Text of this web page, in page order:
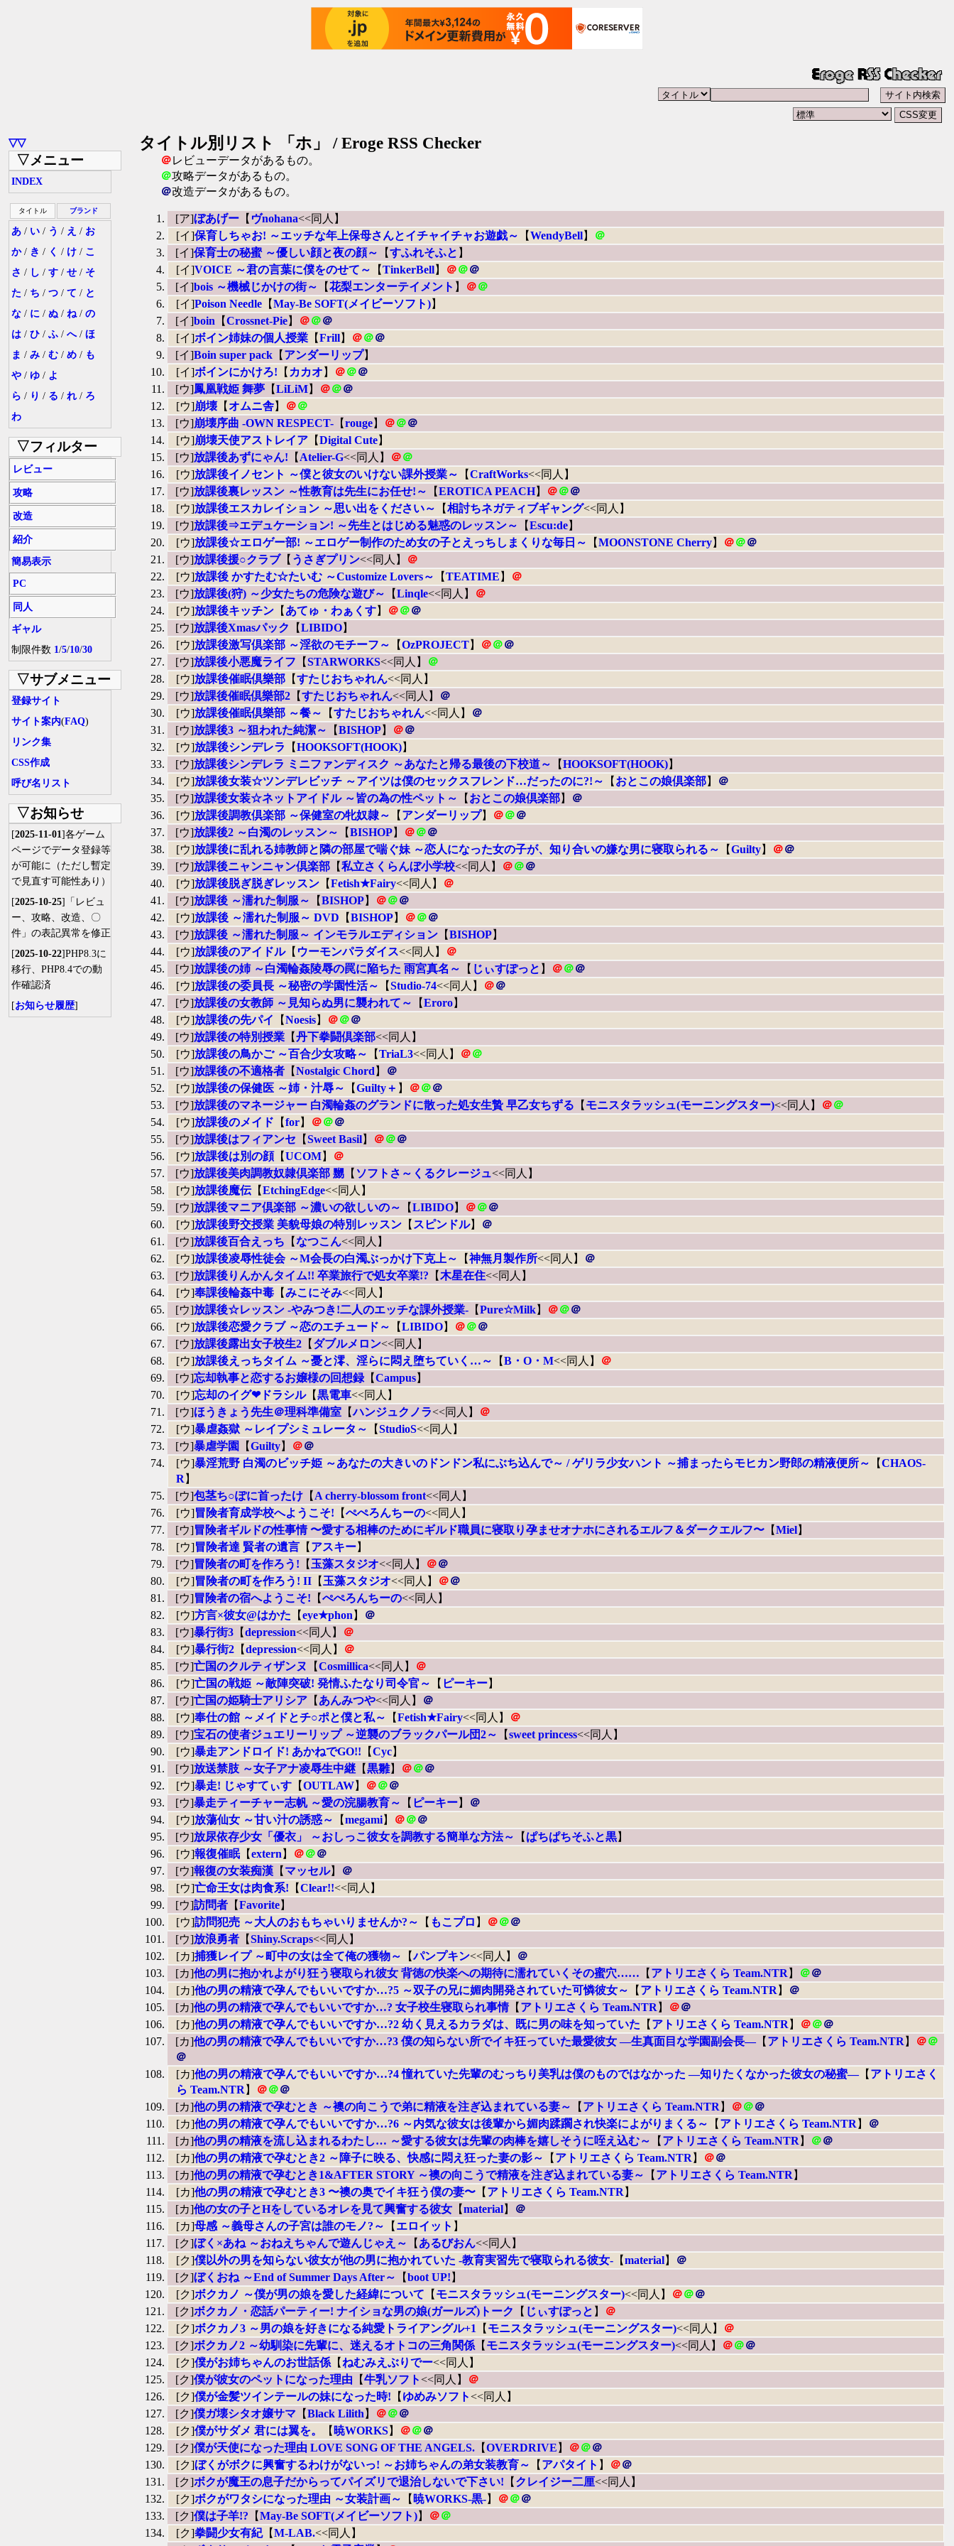
▽▽
▽メニュー
INDEX
タイトル ブランド
あ / い / う / え / お
か/ き / く / け / こ
さ / し / す / せ / そ
た / ち / つ / て / と
な / に / ぬ / ね/ の
は / ひ / ふ / へ/ ほ
ま / み / む / め / も
や / ゆ / よ
ら / り / る / れ / ろ
わ
▽フィルター
レビュー
攻略
改造
紹介
簡易表示
PC
同人
ギャル
制限件数 1/5/10/30
▽サブメニュー
登録サイト
サイト案内(FAQ)
リンク集
CSS作成
呼び名リスト
▽お知らせ
[2025-11-01]各ゲーム
ページでデータ登録等
が可能に（ただし暫定
で見直す可能性あり）
[2025-10-25]「レビュ
ー、攻略、改造、〇
件」の表記異常を修正
[2025-10-22]PHP8.3に
移行、PHP8.4での動
作確認済
[お知らせ履歴]
タイトル別リスト 「ホ」 / Eroge RSS Checker
＠レビューデータがあるもの。
＠攻略データがあるもの。
＠改造データがあるもの。
[ア]ぼあげー【 ヴnohana<<同人】
[イ]保育しちゃお! ～エッチな年上保母さんとイチャイチャお遊戯～ 【WendyBell】
＠
[イ]保育士の秘蜜 ～優しい顔と夜の顔～ 【すふれそふと 】
[イ]VOICE ～君の言葉に僕をのせて～ 【TinkerBell】 ＠＠＠
[イ]bois ～機械じかけの街～ 【花梨エンターテイメント 】 ＠＠
[イ]Poison Needle【May-Be SOFT(メイビーソフト)】
[イ]boin 【Crossnet-Pie】 ＠＠＠
[イ]ボイン姉妹の個人授業【Frill】 ＠＠＠
[イ]Boin super pack【 アンダーリップ】
[イ]ボインにかけろ! 【 カカオ 】 ＠＠＠
[ウ]鳳凰戦姫 舞夢【LiLiM】 ＠＠＠
[ウ]崩壊【 オムニ舎】 ＠＠
[ウ]崩壊序曲 -OWN RESPECT-【rouge】 ＠＠＠
[ウ]崩壊天使アストレイア【Digital Cute】
[ウ]放課後あずにゃん! 【 Atelier-G<<同人】 ＠＠
[ウ]放課後イノセント ～僕と彼女のいけない課外授業～ 【CraftWorks<<同人】
[ウ]放課後裏レッスン ～性教育は先生にお任せ!～ 【EROTICA PEACH】 ＠＠＠
[ウ]放課後エスカレイション ～思い出をください～ 【相討ちネガティブギャング<<同人】
[ウ]放課後⇒エデュケーション! ～先生とはじめる魅惑のレッスン～ 【Escu:de】
[ウ]放課後☆エロゲー部! ～エロゲー制作のため女の子とえっちしまくりな毎日～ 【MOONSTONE Cherry】 ＠＠＠
[ウ]放課後援○クラブ【 うさぎプリン<<同人】
＠
[ウ]放課後 かすたむ☆たいむ ～Customize Lovers～ 【TEATIME 】
＠
[ウ]放課後(狩) ～少女たちの危険な遊び～ 【Linqle<<同人】
＠
[ウ]放課後キッチン【 あてゅ・わぁくす】 ＠＠＠
[ウ]放課後Xmasパック 【LIBIDO】
[ウ]放課後激写倶楽部 ～淫欲のモチーフ～ 【OzPROJECT】 ＠＠＠
[ウ]放課後小悪魔ライフ 【STARWORKS<<同人】
＠
[ウ]放課後催眠倶樂部【すたじおちゃれん<<同人】
[ウ]放課後催眠倶樂部2【すたじおちゃれん<<同人】
＠
[ウ]放課後催眠倶樂部 ～餐～ 【すたじおちゃれん<<同人】
＠
[ウ]放課後3 ～狙われた純潔～ 【BISHOP】 ＠＠
[ウ]放課後シンデレラ 【HOOKSOFT(HOOK)】
[ウ]放課後シンデレラ ミニファンディスク ～あなたと帰る最後の下校道～ 【HOOKSOFT(HOOK)】
[ウ]放課後女装☆ツンデレビッチ ～アイツは僕のセックスフレンド…だったのに?!～ 【 おとこの娘倶楽部】
＠
[ウ]放課後女装☆ネットアイドル ～皆の為の性ペット～ 【 おとこの娘倶楽部】
＠
[ウ]放課後調教倶楽部 ～保健室の牝奴隷～ 【 アンダーリップ】 ＠＠＠
[ウ]放課後2 ～白濁のレッスン～ 【BISHOP】 ＠＠＠
[ウ]放課後に乱れる姉教師と隣の部屋で喘ぐ妹 ～恋人になった女の子が、知り合いの嫌な男に寝取られる～ 【Guilty】 ＠＠
[ウ]放課後ニャンニャン倶楽部【私立さくらんぼ小学校<<同人】 ＠＠＠
[ウ]放課後脱ぎ脱ぎレッスン【Fetish★Fairy<<同人】
＠
[ウ]放課後 ～濡れた制服～ 【BISHOP】 ＠＠＠
[ウ]放課後 ～濡れた制服～ DVD 【BISHOP】 ＠＠＠
[ウ]放課後 ～濡れた制服～ インモラルエディション【BISHOP】
[ウ]放課後のアイドル【 ウーモンパラダイス<<同人】
＠
[ウ]放課後の姉 ～白濁輪姦陵辱の罠に陥ちた 雨宮真名～ 【 じぃすぽっと 】 ＠＠＠
[ウ]放課後の委員長 ～秘密の学園性活～ 【Studio-74<<同人】 ＠＠
[ウ]放課後の女教師 ～見知らぬ男に襲われて～ 【Eroro】
[ウ]放課後の先パイ 【Noesis】 ＠＠＠
[ウ]放課後の特別授業【丹下拳闘倶楽部<<同人】
[ウ]放課後の鳥かご ～百合少女攻略～ 【TriaL3<<同人】 ＠＠
[ウ]放課後の不適格者【Nostalgic Chord 】
＠
[ウ]放課後の保健医 ～姉・汁辱～ 【Guilty＋ 】 ＠＠＠
[ウ]放課後のマネージャー 白濁輪姦のグランドに散った処女生贄 早乙女ちずる 【 モニスタラッシュ(モーニングスター)<<同人】 ＠＠
[ウ]放課後のメイド 【for】 ＠＠＠
[ウ]放課後はフィアンセ 【Sweet Basil】 ＠＠＠
[ウ]放課後は別の顔【UCOM】
＠
[ウ]放課後美肉調教奴隷倶楽部 嬲【 ソフトさ～くるクレージュ<<同人】
[ウ]放課後魔伝【EtchingEdge<<同人】
[ウ]放課後マニア倶楽部 ～濃いの欲しいの～ 【LIBIDO】 ＠＠＠
[ウ]放課後野交授業 美貌母娘の特別レッスン【 スピンドル】
＠
[ウ]放課後百合えっち 【なつこん<<同人】
[ウ]放課後凌辱性徒会 ～M会長の白濁ぶっかけ下克上～ 【神無月製作所<<同人】
＠
[ウ]放課後りんかんタイム!! 卒業旅行で処女卒業!? 【木星在住<<同人】
[ウ]奉課後輪姦中毒【みこにそみ<<同人】
[ウ]放課後☆レッスン -やみつき!二人のエッチな課外授業-【Pure☆Milk】 ＠＠＠
[ウ]放課後恋愛クラブ ～恋のエチュード～ 【LIBIDO】 ＠＠＠
[ウ]放課後露出女子校生2【 ダブルメロン<<同人】
[ウ]放課後えっちタイム ～憂と澪、淫らに悶え堕ちていく…～ 【B・O・M<<同人】
＠
[ウ]忘却執事と恋するお嬢様の回想録【Campus】
[ウ]忘却のイグ❤︎ドラシル【黒電車<<同人】
[ウ]ほうきょう先生＠理科準備室【ハンジュクノラ<<同人】
＠
[ウ]暴虐姦獄 ～レイプシミュレータ～ 【StudioS<<同人】
[ウ]暴虐学園 【Guilty】 ＠＠
[ウ]暴淫荒野 白濁のビッチ姫 ～あなたの大きいのドンドン私にぶち込んで～ / ゲリラ少女ハント ～捕まったらモヒカン野郎の精液便所～ 【CHAOS-
R 】
[ウ]包茎ち○ぽに首ったけ【 A cherry-blossom front<<同人】
[ウ]冒険者育成学校へようこそ! 【ぺぺろんちーの<<同人】
[ウ]冒険者ギルドの性事情 〜愛する相棒のためにギルド職員に寝取り孕ませオナホにされるエルフ＆ダークエルフ〜【Miel】
[ウ]冒険者達 賢者の遺言【 アスキー】
[ウ]冒険者の町を作ろう! 【 玉藻スタジオ<<同人】 ＠＠
[ウ]冒険者の町を作ろう! II【 玉藻スタジオ<<同人】 ＠＠
[ウ]冒険者の宿へようこそ! 【ぺぺろんちーの<<同人】
[ウ]方言×彼女@はかた 【eye★phon 】
＠
[ウ]暴行街3【depression<<同人】
＠
[ウ]暴行街2【depression<<同人】
＠
[ウ]亡国のクルティザンヌ 【Cosmillica<<同人】
＠
[ウ]亡国の戦姫 ～敵陣突破! 発情ふたなり司令官～ 【 ピーキー】
[ウ]亡国の姫騎士アリシア【 あんみつや<<同人】
＠
[ウ]奉仕の館 ～メイドとチ○ポと僕と私～ 【Fetish★Fairy<<同人】
＠
[ウ]宝石の使者ジュエリーリップ ～逆襲のブラックパール団2～ 【sweet princess<<同人】
[ウ]暴走アンドロイド! あかねでGO!! 【Cyc】
[ウ]放送禁肢 ～女子アナ凌辱生中継【黒雛】 ＠＠＠
[ウ]暴走! じゃすてぃす【OUTLAW】 ＠＠＠
[ウ]暴走ティーチャー志帆 ～愛の浣腸教育～ 【 ピーキー】
＠
[ウ]放蕩仙女 ～甘い汁の誘惑～ 【megami】 ＠＠＠
[ウ]放尿依存少女「優衣」 ～おしっこ彼女を調教する簡単な方法～ 【 ぱちぱちそふと黒】
[ウ]報復催眠【extern 】 ＠＠＠
[ウ]報復の女装痴漢【 マッセル】
＠
[ウ]亡命王女は肉食系! 【Clear!!<<同人】
[ウ]訪問者【Favorite】
[ウ]訪問犯売 ～大人のおもちゃいりませんか?～ 【 もこプロ 】 ＠＠＠
[ウ]放浪勇者【Shiny.Scraps<<同人】
[カ]捕獲レイプ ～町中の女は全て俺の獲物～ 【パンプキン<<同人】
＠
[カ]他の男に抱かれよがり狂う寝取られ彼女 背徳の快楽への期待に濡れていくその蜜穴…… 【 アトリエさくら Team.NTR 】 ＠＠
[カ]他の男の精液で孕んでもいいですか…?5 ～双子の兄に媚肉開発されていた可憐彼女～ 【 アトリエさくら Team.NTR 】
＠
[カ]他の男の精液で孕んでもいいですか…? 女子校生寝取られ事情【 アトリエさくら Team.NTR 】 ＠＠
[カ]他の男の精液で孕んでもいいですか…?2 幼く見えるカラダは、既に男の味を知っていた 【 アトリエさくら Team.NTR 】 ＠＠＠
[カ]他の男の精液で孕んでもいいですか…?3 僕の知らない所でイキ狂っていた最愛彼女 ―生真面目な学園副会長―【 アトリエさくら Team.NTR 】 ＠＠
＠
[カ]他の男の精液で孕んでもいいですか…?4 憧れていた先輩のむっちり美乳は僕のものではなかった ―知りたくなかった彼女の秘蜜―【 アトリエさく
ら Team.NTR 】 ＠＠＠
[カ]他の男の精液で孕むとき ～襖の向こうで弟に精液を注ぎ込まれている妻～ 【 アトリエさくら Team.NTR 】 ＠＠＠
[カ]他の男の精液で孕んでもいいですか…?6 ～内気な彼女は後輩から媚肉蹂躙され快楽によがりまくる～ 【 アトリエさくら Team.NTR 】
＠
[カ]他の男の精液を流し込まれるわたし… ～愛する彼女は先輩の肉棒を嬉しそうに咥え込む～ 【 アトリエさくら Team.NTR 】 ＠＠
[カ]他の男の精液で孕むとき2 ～障子に映る、快感に悶え狂った妻の影～ 【 アトリエさくら Team.NTR 】 ＠＠
[カ]他の男の精液で孕むとき1&AFTER STORY ～襖の向こうで精液を注ぎ込まれている妻～ 【 アトリエさくら Team.NTR 】
[カ]他の男の精液で孕むとき3 〜襖の奥でイキ狂う僕の妻〜【 アトリエさくら Team.NTR 】
[カ]他の女の子とHをしているオレを見て興奮する彼女【material】
＠
[カ]母感 ～義母さんの子宮は誰のモノ?～ 【 エロイット 】
[ク]ぼく×あね ～おねえちゃんで遊んじゃえ～ 【 あるびおん<<同人】
[ク]僕以外の男を知らない彼女が他の男に抱かれていた -教育実習先で寝取られる彼女-【material】
＠
[ク]ぼくおね ～End of Summer Days After～ 【boot UP! 】
[ク]ボクカノ ～僕が男の娘を愛した経緯について 【 モニスタラッシュ(モーニングスター)<<同人】 ＠＠＠
[ク]ボクカノ・恋話パーティー! ナイショな男の娘(ガールズ)トーク 【 じぃすぽっと 】
＠
[ク]ボクカノ3 ～男の娘を好きになる純愛トライアングル+1 【 モニスタラッシュ(モーニングスター)<<同人】
＠
[ク]ボクカノ2 ～幼馴染に先輩に、迷えるオトコの三角関係【 モニスタラッシュ(モーニングスター)<<同人】 ＠＠＠
[ク]僕がお姉ちゃんのお世話係【 ねむみえぶりでー<<同人】
[ク]僕が彼女のペットになった理由 【牛乳ソフト <<同人】
＠
[ク]僕が金髪ツインテールの妹になった時! 【 ゆめみソフト <<同人】
[ク]僕ガ壊シタオ嬢サマ 【Black Lilith 】 ＠＠＠
[ク]僕がサダメ 君には翼を。 【 暁WORKS】 ＠＠＠
[ク]僕が天使になった理由 LOVE SONG OF THE ANGELS.【OVERDRIVE 】 ＠＠＠
[ク]ぼくがボクに興奮するわけがないっ! ～お姉ちゃんの弟女装教育～ 【 アパタイト 】 ＠＠
[ク]ボクが魔王の息子だからってパイズリで退治しないで下さい! 【 クレイジー二厘<<同人】
[ク]ボクがワタシになった理由 ～女装計画～ 【 暁WORKS‐黒‐】 ＠＠＠
[ク]僕は子羊!? 【May-Be SOFT(メイビーソフト)】 ＠＠
[ク]拳闘少女有紀【M-LAB.<<同人】